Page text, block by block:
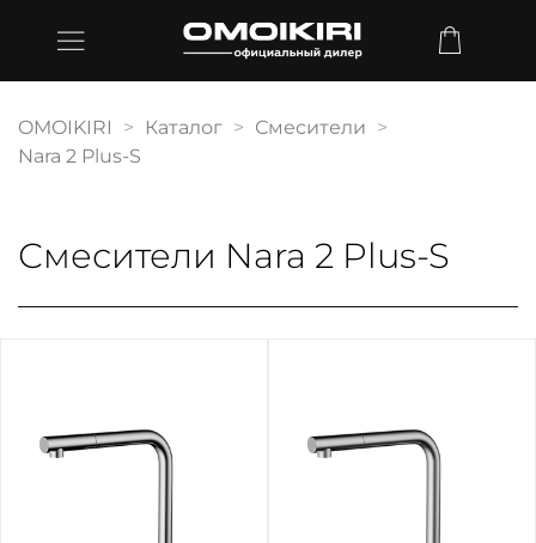
OMOIKIRI Каталог
Смесители
Nara 2 Plus-S
Смесители Nara 2 Plus-S